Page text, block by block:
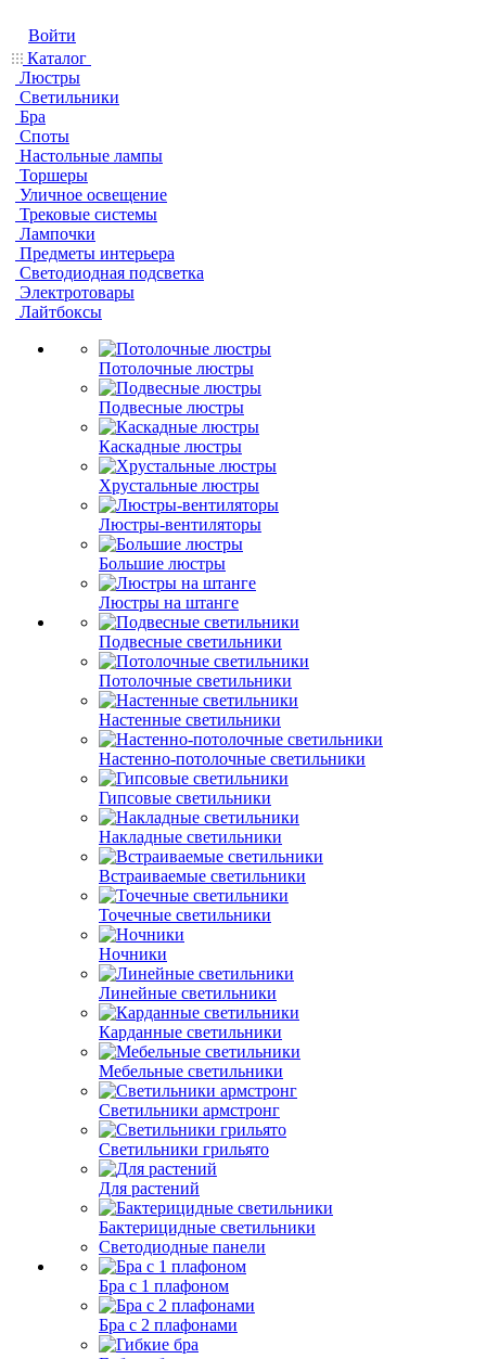
Войти
Каталог
Люстры
Светильники
Бра
Споты
Настольные лампы
Торшеры
Уличное освещение
Трековые системы
Лампочки
Предметы интерьера
Светодиодная подсветка
Электротовары
Лайтбоксы
Потолочные люстры
Подвесные люстры
Каскадные люстры
Хрустальные люстры
Люстры-вентиляторы
Большие люстры
Люстры на штанге
Подвесные светильники
Потолочные светильники
Настенные светильники
Настенно-потолочные светильники
Гипсовые светильники
Накладные светильники
Встраиваемые светильники
Точечные светильники
Ночники
Линейные светильники
Карданные светильники
Мебельные светильники
Светильники армстронг
Светильники грильято
Для растений
Бактерицидные светильники
Светодиодные панели
Бра с 1 плафоном
Бра с 2 плафонами